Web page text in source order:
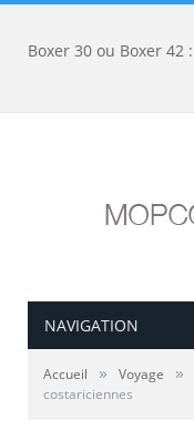
NAVIGATION
Accueil » Voyage »
costariciennes